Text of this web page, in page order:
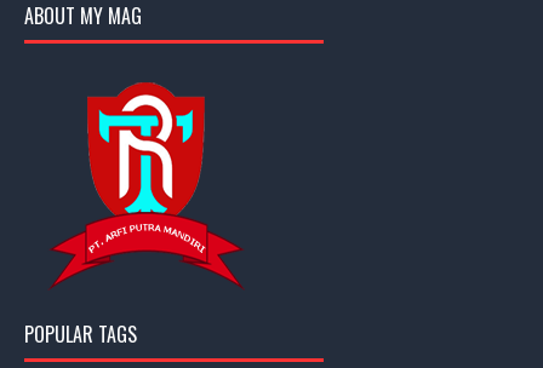
ABOUT MY MAG
POPULAR TAGS